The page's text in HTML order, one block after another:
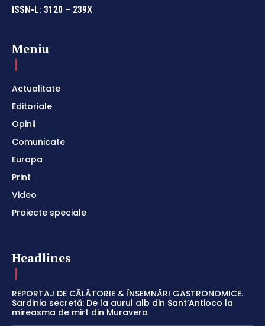
ISSN-L: 3120 – 239X
Meniu
Actualitate
Editoriale
Opinii
Comunicate
Europa
Print
Video
Proiecte speciale
Headlines
REPORTAJ DE CĂLĂTORIE & ÎNSEMNĂRI GASTRONOMICE.
Sardinia secretă: De la aurul alb din Sant’Antioco la
mireasma de mirt din Muravera